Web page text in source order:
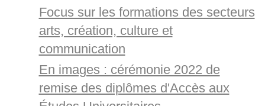
Focus sur les formations des secteurs
arts, création, culture et
communication
En images : cérémonie 2022 de
remise des diplômes d'Accès aux